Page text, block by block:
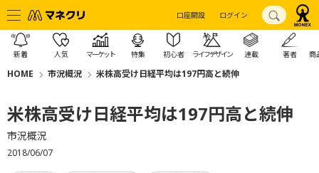
口座開設 ログイン
新着 人気 マーケット 特集 初心者 ライフデザイン 連載 著者 商
HOME 市況概況 米株高受け日経平均は197円高と続伸
米株高受け日経平均は197円高と続伸
市況概況
2018/06/07